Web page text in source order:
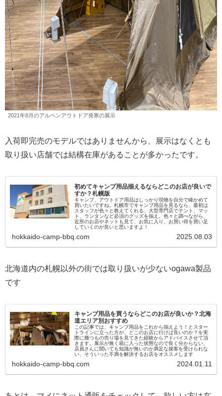
2021年8月のアルペンアウトドア発寒の展示
入荷即完売のモデルではありませんから、展示はなくとも
取り扱い店舗では結構在庫があることが多かったです。
初めてキャンプ用品揃えるならどこのお店が良いで
すか？札幌版
キャンプ、アウトドア用品はしっかり現物を自分で確かめて
買いたいですね。札幌市でキャンプ用品を見るなら、最初は
スタッフが色々と教えてくれる、大型専門店でテント、マッ
ト、ランタンなど必須のグッズを揃え。色々と調べながら、
近所のお店やネットも見て、お気に入り、お買い得を買い足
していくのが良いと思いますよ！
hokkaido-camp-bbq.com 2025.08.03
北海道内の札幌以外の街では取り扱いが少ないogawa製品
です
キャンプ用品を買うならどこのお店が良いか？北海
道エリア別おすすめ
この記事では、キャンプ用品をこれから揃えよう！とスター
トラインに立った方が、どこのお店に行けば良いのか？を実
際に幾つもの売り場を見てきた経験からアドバイスさせて頂
きます。展示が無く箱に入った状態なので良く分からない、
店員さんに聞いても知識が無いのか満足な接客を受けられな
い、そういった不満を解決するお店をオススメします
hokkaido-camp-bbq.com 2024.01.11